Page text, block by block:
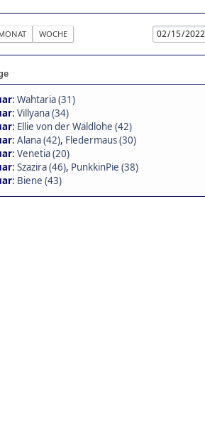
WOCHE
: Wahtaria (31)
: Villyana (34)
: Ellie von der Waldlohe (42)
: Alana (42), Fledermaus (30)
: Venetia (20)
: Szazira (46), PunkkinPie (38)
: Biene (43)